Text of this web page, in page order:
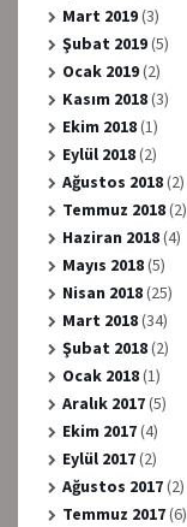
Mart 2019(3)
Şubat 2019(5)
Ocak 2019(2)
Kasım 2018(3)
Ekim 2018(1)
Eylül 2018(2)
Ağustos 2018(2)
Temmuz 2018(2)
Haziran 2018(4)
Mayıs 2018(5)
Nisan 2018(25)
Mart 2018(34)
Şubat 2018(2)
Ocak 2018(1)
Aralık 2017(5)
Ekim 2017(4)
Eylül 2017(2)
Ağustos 2017(2)
Temmuz 2017(6)